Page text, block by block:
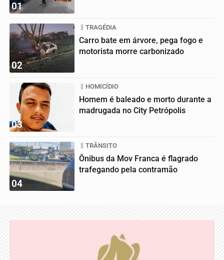
01
02
TRAGÉDIA
Carro bate em árvore, pega fogo e
motorista morre carbonizado
03
HOMICÍDIO
Homem é baleado e morto durante a
madrugada no City Petrópolis
04
TRÂNSITO
Ônibus da Mov Franca é flagrado
trafegando pela contramão